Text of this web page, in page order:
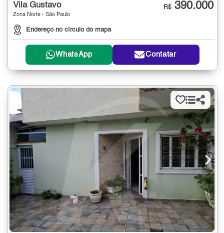
Vila Gustavo
Zona Norte - São Paulo
Endereço no círculo do mapa
R$ 390.000
WhatsApp Contatar